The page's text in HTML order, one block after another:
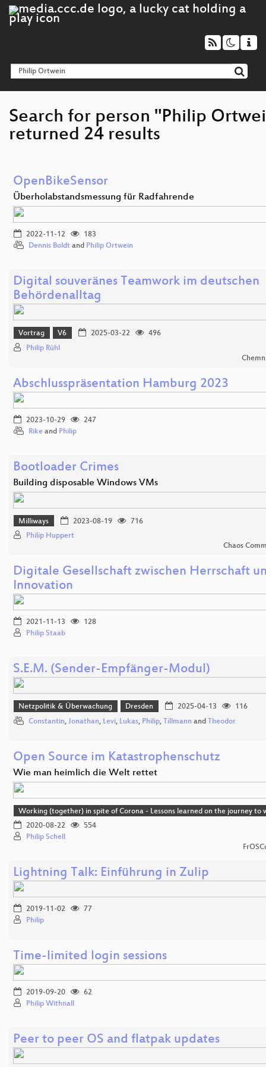
Search for person "Philip
returned 24 results
OpenBikeSensor
Überholabstandsmessung für Radfahrende
2022-11-12
183
Dennis Boldt and Philip Ortwein
Digital souveränes Teamwork im deutschen
Behördenalltag
Vortrag V6 2025-03-22
496
Philip Rühl
Abschlusspräsentation Hamburg 2023
2023-10-29
247
Rike and Philip
Bootloader Crimes
Building disposable Windows VMs
Milliways 2023-08-19
716
Philip Huppert
Chaos
Digitale Gesellschaft zwischen Herrschaft
Innovation
2021-11-13
128
Philip Staab
S.E.M. (Sender-Empfänger-Modul)
Netzpolitik & Überwachung Dresden 2025-04-13
116
Constantin, Jonathan, Levi, Lukas, Philip, Tillmann and Theodor
Open Source im Katastrophenschutz
Wie man heimlich die Welt rettet
Working (together) in spite of Corona - Lessons learned on the journey to
2020-08-22
554
Philip Schell
Lightning Talk: Einführung in Zulip
2019-11-02
77
Philip
Time-limited login sessions
2019-09-20
62
Philip Withnall
Peer to peer OS and flatpak updates